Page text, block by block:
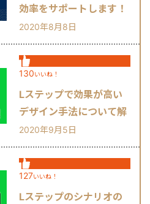
効率をサポートします！
2020年8月8日
130いいね！
Lステップで効果が高い
デザイン手法について解
説します！
2020年9月5日
127いいね！
Lステップのシナリオの